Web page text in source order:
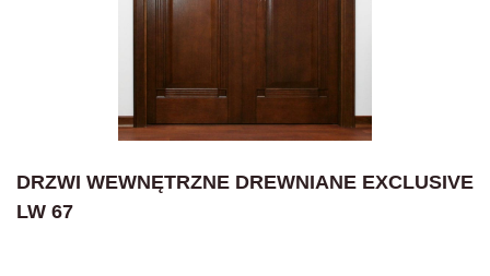
DRZWI WEWNĘTRZNE DREWNIANE EXCLUSIVE
LW 67